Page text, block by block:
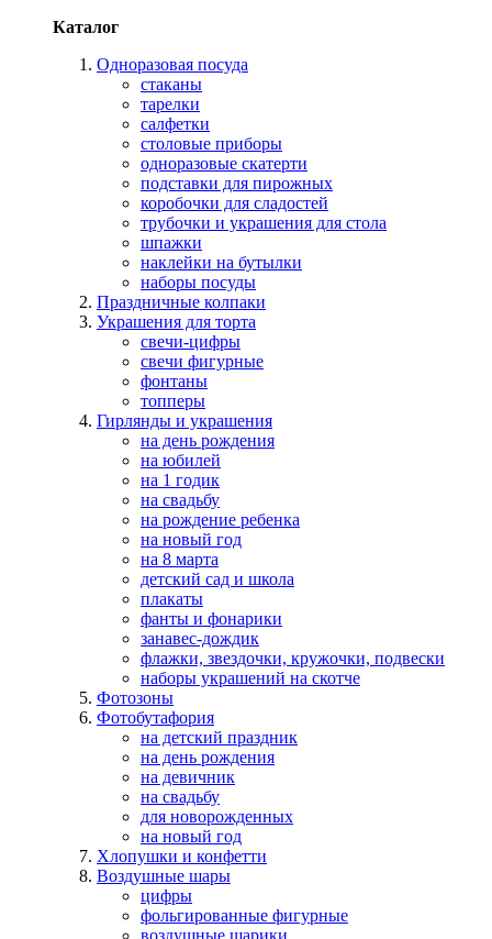
Каталог
Одноразовая посуда
стаканы
тарелки
салфетки
столовые приборы
одноразовые скатерти
подставки для пирожных
коробочки для сладостей
трубочки и украшения для стола
шпажки
наклейки на бутылки
наборы посуды
Праздничные колпаки
Украшения для торта
свечи-цифры
свечи фигурные
фонтаны
топперы
Гирлянды и украшения
на день рождения
на юбилей
на 1 годик
на свадьбу
на рождение ребенка
на новый год
на 8 марта
детский сад и школа
плакаты
фанты и фонарики
занавес-дождик
флажки, звездочки, кружочки, подвески
наборы украшений на скотче
Фотозоны
Фотобутафория
на детский праздник
на день рождения
на девичник
на свадьбу
для новорожденных
на новый год
Хлопушки и конфетти
Воздушные шары
цифры
фольгированные фигурные
воздушные шарики